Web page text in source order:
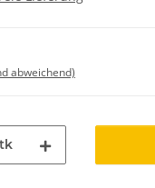
abweichend)